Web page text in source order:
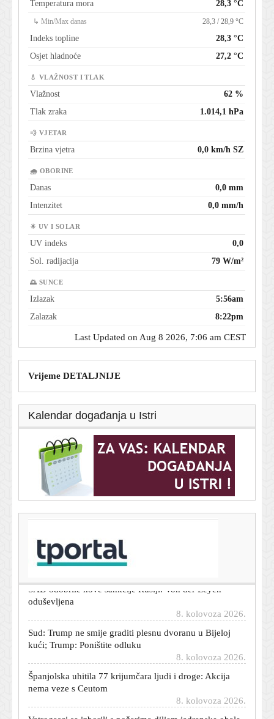
Temperatura mora 28,3 °C
↳ Min/Max danas 28,3 / 28,9 °C
Indeks topline
28,3 °C
Osjet hladnoće
27,2 °C
💧 VLAŽNOST I TLAK
Vlažnost
62 %
Tlak zraka
1.014,1 hPa
💨 VJETAR
Brzina vjetra 0,0 km/h SZ
🌧 OBORINE
Danas
0,0 mm
Intenzitet
0,0 mm/h
☀ UV I SOLAR
UV indeks
0,0
Sol. radijacija
79 W/m²
🌅 SUNCE
Izlazak
5:56am
Zalazak
8:22pm
Last Updated on Aug 8 2026, 7:06 am CEST
Vrijeme DETALJNIJE
Kalendar događanja u Istri
Konkurenti postaju partneri?
oduševljena
8. kolovoza 2026.
Sud: Trump ne smije graditi plesnu dvoranu u Bijeloj
8. kolovoza 2026.
Španjolska uhitila 77 krijumčara ljudi i droge: Akcija
nema veze s Ceutom
8. kolovoza 2026.
Vatrogasci se izborili s požarima diljem jadranske obale